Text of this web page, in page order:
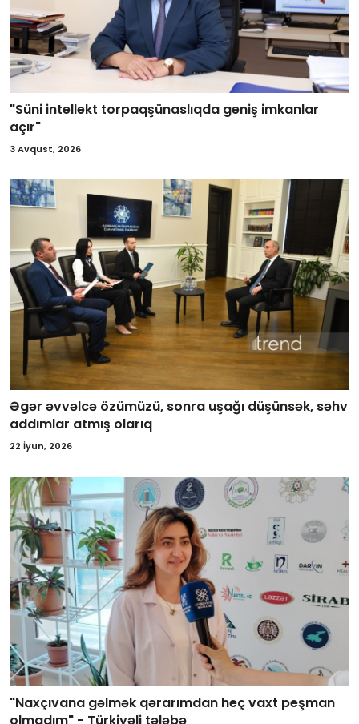
"Süni intellekt torpaqşünaslıqda geniş imkanlar
açır"
3 Avqust, 2026
Əgər əvvəlcə özümüzü, sonra uşağı düşünsək, səhv
addımlar atmış olarıq
22 İyun, 2026
"Naxçıvana gəlmək qərarımdan heç vaxt peşman